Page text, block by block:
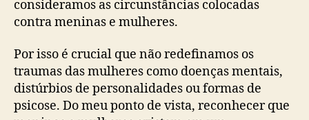
consideramos as circunstâncias colocadas
contra meninas e mulheres.
Por isso é crucial que não redefinamos os
traumas das mulheres como doenças mentais,
distúrbios de personalidades ou formas de
psicose. Do meu ponto de vista, reconhecer que